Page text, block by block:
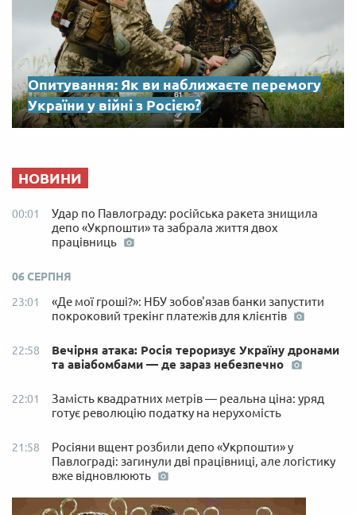
Опитування: Як ви наближаєте перемогу
України у війні з Росією?
НОВИНИ
00:01
Удар по Павлограду: російська ракета знищила
депо «Укрпошти» та забрала життя двох
працівниць
06 СЕРПНЯ
23:01
«Де мої гроші?»: НБУ зобов'язав банки запустити
покроковий трекінг платежів для клієнтів
22:58
Вечірня атака: Росія тероризує Україну дронами
та авіабомбами — де зараз небезпечно
22:01
Замість квадратних метрів — реальна ціна: уряд
готує революцію податку на нерухомість
21:58
Росіяни вщент розбили депо «Укрпошти» у
Павлограді: загинули дві працівниці, але логістику
вже відновлюють